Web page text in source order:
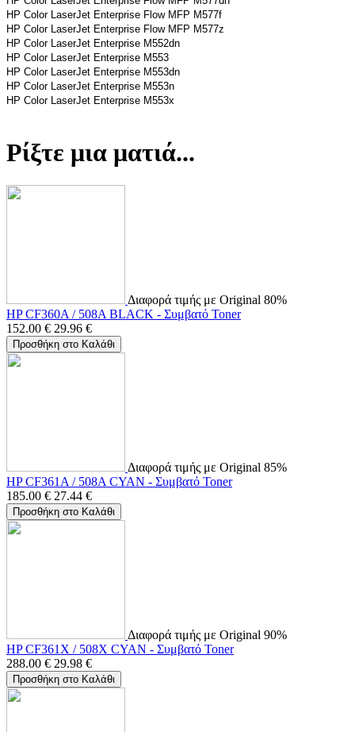
HP Color LaserJet Enterprise Flow MFP M577f
HP Color LaserJet Enterprise Flow MFP M577z
HP Color LaserJet Enterprise M552dn
HP Color LaserJet Enterprise M553
HP Color LaserJet Enterprise M553dn
HP Color LaserJet Enterprise M553n
HP Color LaserJet Enterprise M553x
Ρίξτε μια ματιά...
Διαφορά τιμής με Original 80%
HP CF360A / 508A BLACK - Συμβατό Toner
152.00 € 29.96 €
Προσθήκη στο Καλάθι
Διαφορά τιμής με Original 85%
HP CF361A / 508A CYAN - Συμβατό Toner
185.00 € 27.44 €
Προσθήκη στο Καλάθι
Διαφορά τιμής με Original 90%
HP CF361X / 508X CYAN - Συμβατό Toner
288.00 € 29.98 €
Προσθήκη στο Καλάθι